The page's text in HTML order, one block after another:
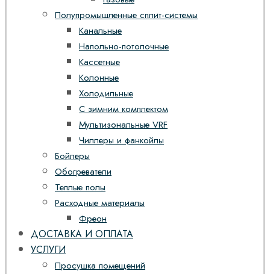
Полупромышленные сплит-системы
Канальные
Напольно-потолочные
Кассетные
Колонные
Холодильные
С зимним комплектом
Мультизональные VRF
Чиллеры и фанкойлы
Бойлеры
Обогреватели
Теплые полы
Расходные материалы
Фреон
ДОСТАВКА И ОПЛАТА
УСЛУГИ
Просушка помещений